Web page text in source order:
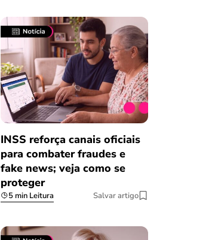
Salvar Ferramenta
INSS reforça canais oficiais
para combater fraudes e
fake news; veja como se
proteger
5 min Leitura Salvar artigo